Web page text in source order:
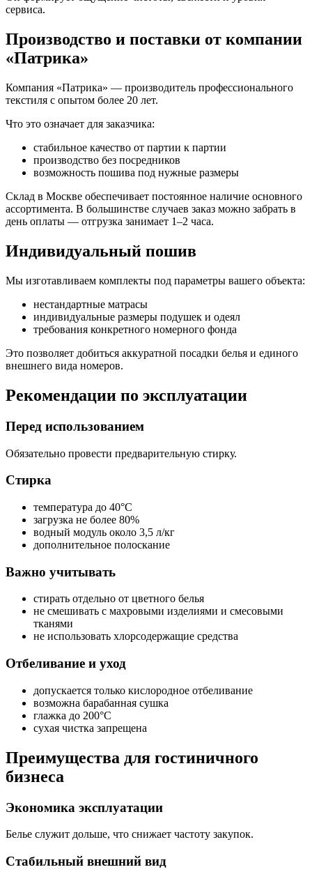
сервиса.
Производство и поставки от компании
«Патрика»
Компания «Патрика» — производитель профессионального
текстиля с опытом более 20 лет.
Что это означает для заказчика:
стабильное качество от партии к партии
производство без посредников
возможность пошива под нужные размеры
Склад в Москве обеспечивает постоянное наличие основного
ассортимента. В большинстве случаев заказ можно забрать в
день оплаты — отгрузка занимает 1–2 часа.
Индивидуальный пошив
Мы изготавливаем комплекты под параметры вашего объекта:
нестандартные матрасы
индивидуальные размеры подушек и одеял
требования конкретного номерного фонда
Это позволяет добиться аккуратной посадки белья и единого
внешнего вида номеров.
Рекомендации по эксплуатации
Перед использованием
Обязательно провести предварительную стирку.
Стирка
температура до 40°C
загрузка не более 80%
водный модуль около 3,5 л/кг
дополнительное полоскание
Важно учитывать
стирать отдельно от цветного белья
не смешивать с махровыми изделиями и смесовыми
тканями
не использовать хлорсодержащие средства
Отбеливание и уход
допускается только кислородное отбеливание
возможна барабанная сушка
глажка до 200°C
сухая чистка запрещена
Преимущества для гостиничного
бизнеса
Экономика эксплуатации
Белье служит дольше, что снижает частоту закупок.
Стабильный внешний вид